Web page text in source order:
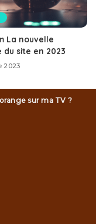
La nouvelle
du site en 2023
2023
sur ma TV ?